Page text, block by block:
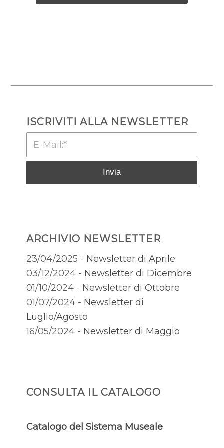
ISCRIVITI ALLA NEWSLETTER
ARCHIVIO NEWSLETTER
23/04/2025 - Newsletter di Aprile
03/12/2024 - Newsletter di Dicembre
01/10/2024 - Newsletter di Ottobre
01/07/2024 - Newsletter di
Luglio/Agosto
16/05/2024 - Newsletter di Maggio
CONSULTA IL CATALOGO
Catalogo del Sistema Museale